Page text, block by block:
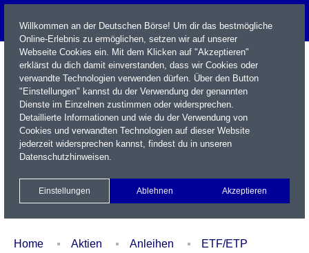
Name / WKN / ISIN / Kürzel
Xetra Realtime
Watchlist Portfolio Login
Home Aktien Anleihen
ETF/ETP
Willkommen an der Deutschen Börse! Um dir das bestmögliche
Online-Erlebnis zu ermöglichen, setzen wir auf unserer
Webseite Cookies ein. Mit dem Klicken auf "Akzeptieren"
erklärst du dich damit einverstanden, dass wir Cookies oder
verwandte Technologien verwenden dürfen. Über den Button
"Einstellungen" kannst du der Verwendung der genannten
Dienste im Einzelnen zustimmen oder widersprechen.
Detaillierte Informationen und wie du der Verwendung von
Cookies und verwandten Technologien auf dieser Website
jederzeit widersprechen kannst, findest du in unseren
Datenschutzhinweisen.
Einstellungen Ablehnen Akzeptieren